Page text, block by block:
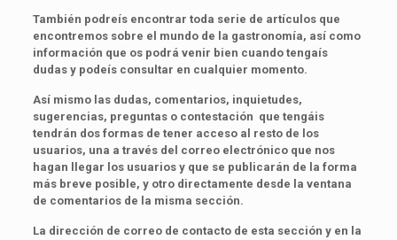
También podreís encontrar toda serie de artículos que
encontremos sobre el mundo de la gastronomía, así como
información que os podrá venir bien cuando tengaís
dudas y podeís consultar en cualquier momento.
Así mismo las dudas, comentarios, inquietudes,
sugerencias, preguntas o contestación que tengáis
tendrán dos formas de tener acceso al resto de los
usuarios, una a través del correo electrónico que nos
hagan llegar los usuarios y que se publicarán de la forma
más breve posible, y otro directamente desde la ventana
de comentarios de la misma sección.
La dirección de correo de contacto de esta sección y en la